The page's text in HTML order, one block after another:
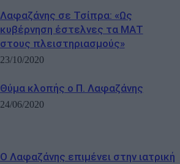
Λαφαζάνης σε Τσίπρα: «Ως
κυβέρνηση έστελνες τα ΜΑΤ
στους πλειστηριασμούς»
23/10/2020
Θύμα κλοπής ο Π. Λαφαζάνης
24/06/2020
Ο Λαφαζάνης επιμένει στην ιατρική